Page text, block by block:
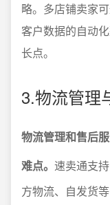
略。多店铺卖家
客户数据的自动
长点。
3.物流管理
物流管理和售后
难点。 速卖通支
方物流、自发货